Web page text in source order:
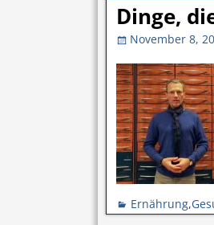
Dinge,
November 8,
Ernährung,